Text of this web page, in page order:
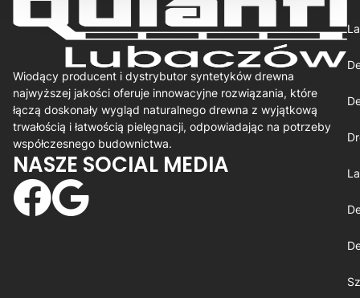
Wiodący producent i dystrybutor syntetyków drewna
najwyższej jakości oferuje innowacyjne rozwiązania, które
łączą doskonały wygląd naturalnego drewna z wyjątkową
trwałością i łatwością pielęgnacji, odpowiadając na potrzeby
współczesnego budownictwa.
NASZE SOCIAL MEDIA